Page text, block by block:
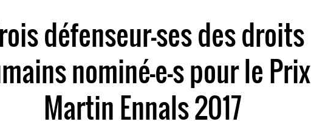
défenseur-ses des droits
nominé-e-s pour le Prix
Martin Ennals 2017